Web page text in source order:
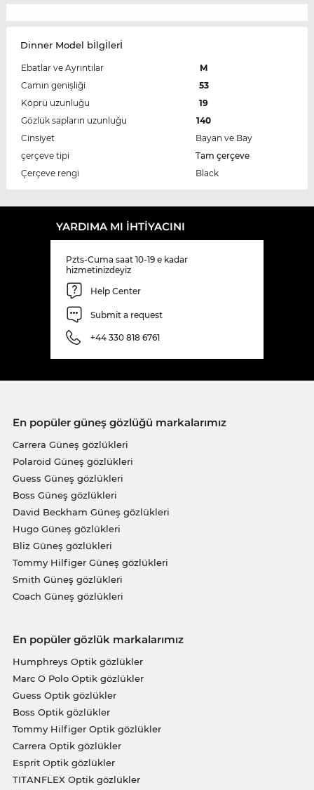
Dinner Model bİlgİlerİ
Ebatlar ve Ayrıntılar
M
Camın genişliği
53
Köprü uzunluğu
19
Gözlük sapların uzunluğu
140
Cinsiyet
Bayan ve Bay
çerçeve tipi
Tam çerçeve
Çerçeve rengi
Black
YARDIMA MI IHTIYACINI
Pzts-Cuma saat 10-19 e kadar
hizmetinizdeyiz
Help Center
Submit a request
+44 330 818 6761
En popüler güneş gözlüğü markalarımız
Carrera Güneş gözlükleri
Polaroid Güneş gözlükleri
Guess Güneş gözlükleri
Boss Güneş gözlükleri
David Beckham Güneş gözlükleri
Hugo Güneş gözlükleri
Bliz Güneş gözlükleri
Tommy Hilfiger Güneş gözlükleri
Smith Güneş gözlükleri
Coach Güneş gözlükleri
En popüler gözlük markalarımız
Humphreys Optik gözlükler
Marc O Polo Optik gözlükler
Guess Optik gözlükler
Boss Optik gözlükler
Tommy Hilfiger Optik gözlükler
Carrera Optik gözlükler
Esprit Optik gözlükler
TITANFLEX Optik gözlükler